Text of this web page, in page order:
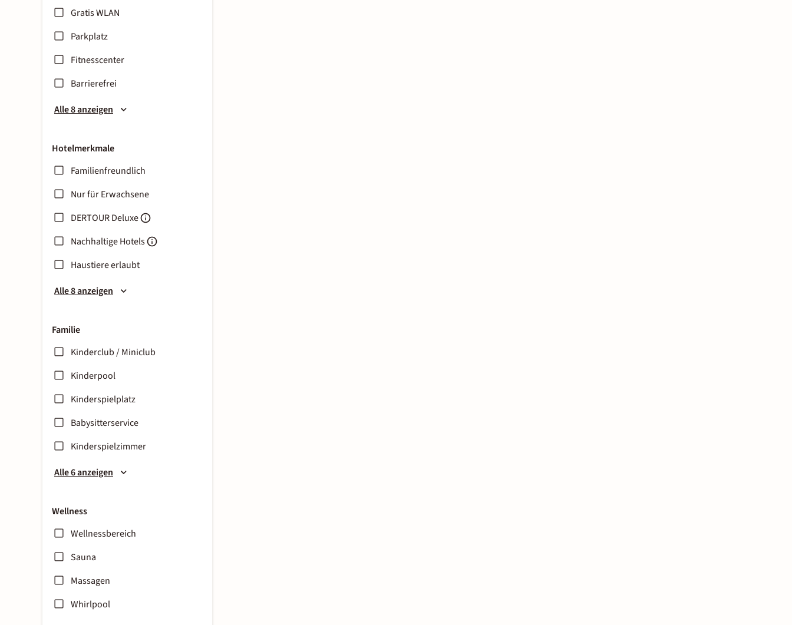
Gratis WLAN
Parkplatz
Fitnesscenter
Barrierefrei
Alle 8 anzeigen
Hotelmerkmale
Familienfreundlich
Nur für Erwachsene
DERTOUR Deluxe
Nachhaltige Hotels
Haustiere erlaubt
Alle 8 anzeigen
Familie
Kinderclub / Miniclub
Kinderpool
Kinderspielplatz
Babysitterservice
Kinderspielzimmer
Alle 6 anzeigen
Wellness
Wellnessbereich
Sauna
Massagen
Whirlpool